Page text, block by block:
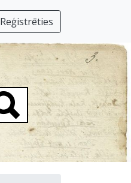
Reģistrēties